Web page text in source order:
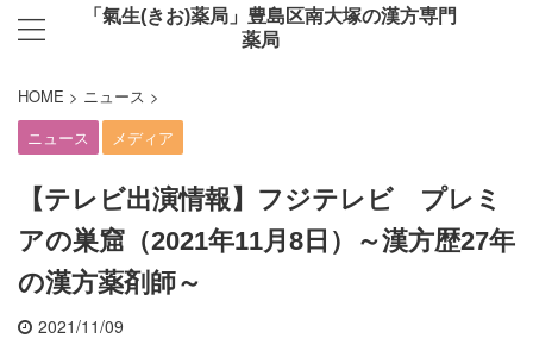
「氣生(きお)薬局」豊島区南大塚の漢方専門
薬局
HOME > ニュース >
ニュース
メディア
【テレビ出演情報】フジテレビ プレミ
アの巣窟（2021年11月8日）～漢方歴27年
の漢方薬剤師～
2021/11/09